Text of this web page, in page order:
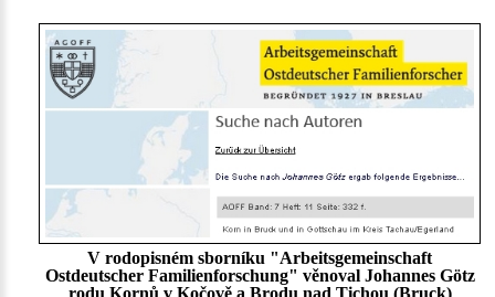
V rodopisném sborníku "Arbeitsgemeinschaft
Ostdeutscher Familienforschung" věnoval Johannes Götz
rodu Kornů v Kočově a Brodu nad Tichou (Bruck)